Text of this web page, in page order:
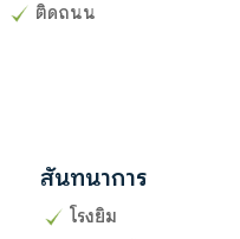
ติดถนน
สันทนาการ
โรงยิม